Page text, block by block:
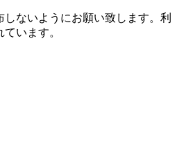
ないようにお願い致します。利
います。